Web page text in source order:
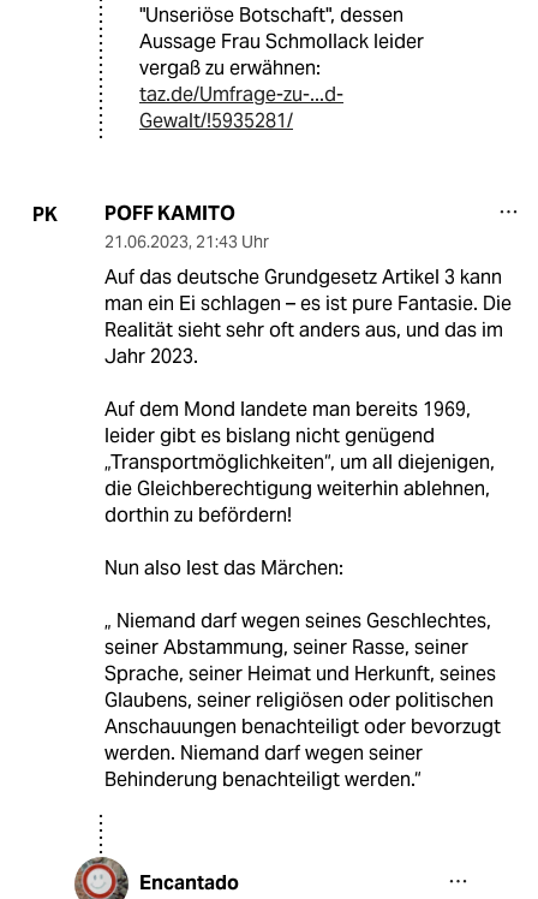
"Unseriöse Botschaft", dessen
Aussage Frau Schmollack leider
vergaß zu erwähnen:
taz.de/Umfrage-zu-...d-
Gewalt/!5935281/
PK POFF KAMITO
21.06.2023, 21:43 Uhr
Auf das deutsche Grundgesetz Artikel 3 kann
man ein Ei schlagen – es ist pure Fantasie. Die
Realität sieht sehr oft anders aus, und das im
Jahr 2023.
Auf dem Mond landete man bereits 1969,
leider gibt es bislang nicht genügend
„Transportmöglichkeiten“, um all diejenigen,
die Gleichberechtigung weiterhin ablehnen,
dorthin zu befördern!
Nun also lest das Märchen:
„ Niemand darf wegen seines Geschlechtes,
seiner Abstammung, seiner Rasse, seiner
Sprache, seiner Heimat und Herkunft, seines
Glaubens, seiner religiösen oder politischen
Anschauungen benachteiligt oder bevorzugt
werden. Niemand darf wegen seiner
Behinderung benachteiligt werden.“
Encantado